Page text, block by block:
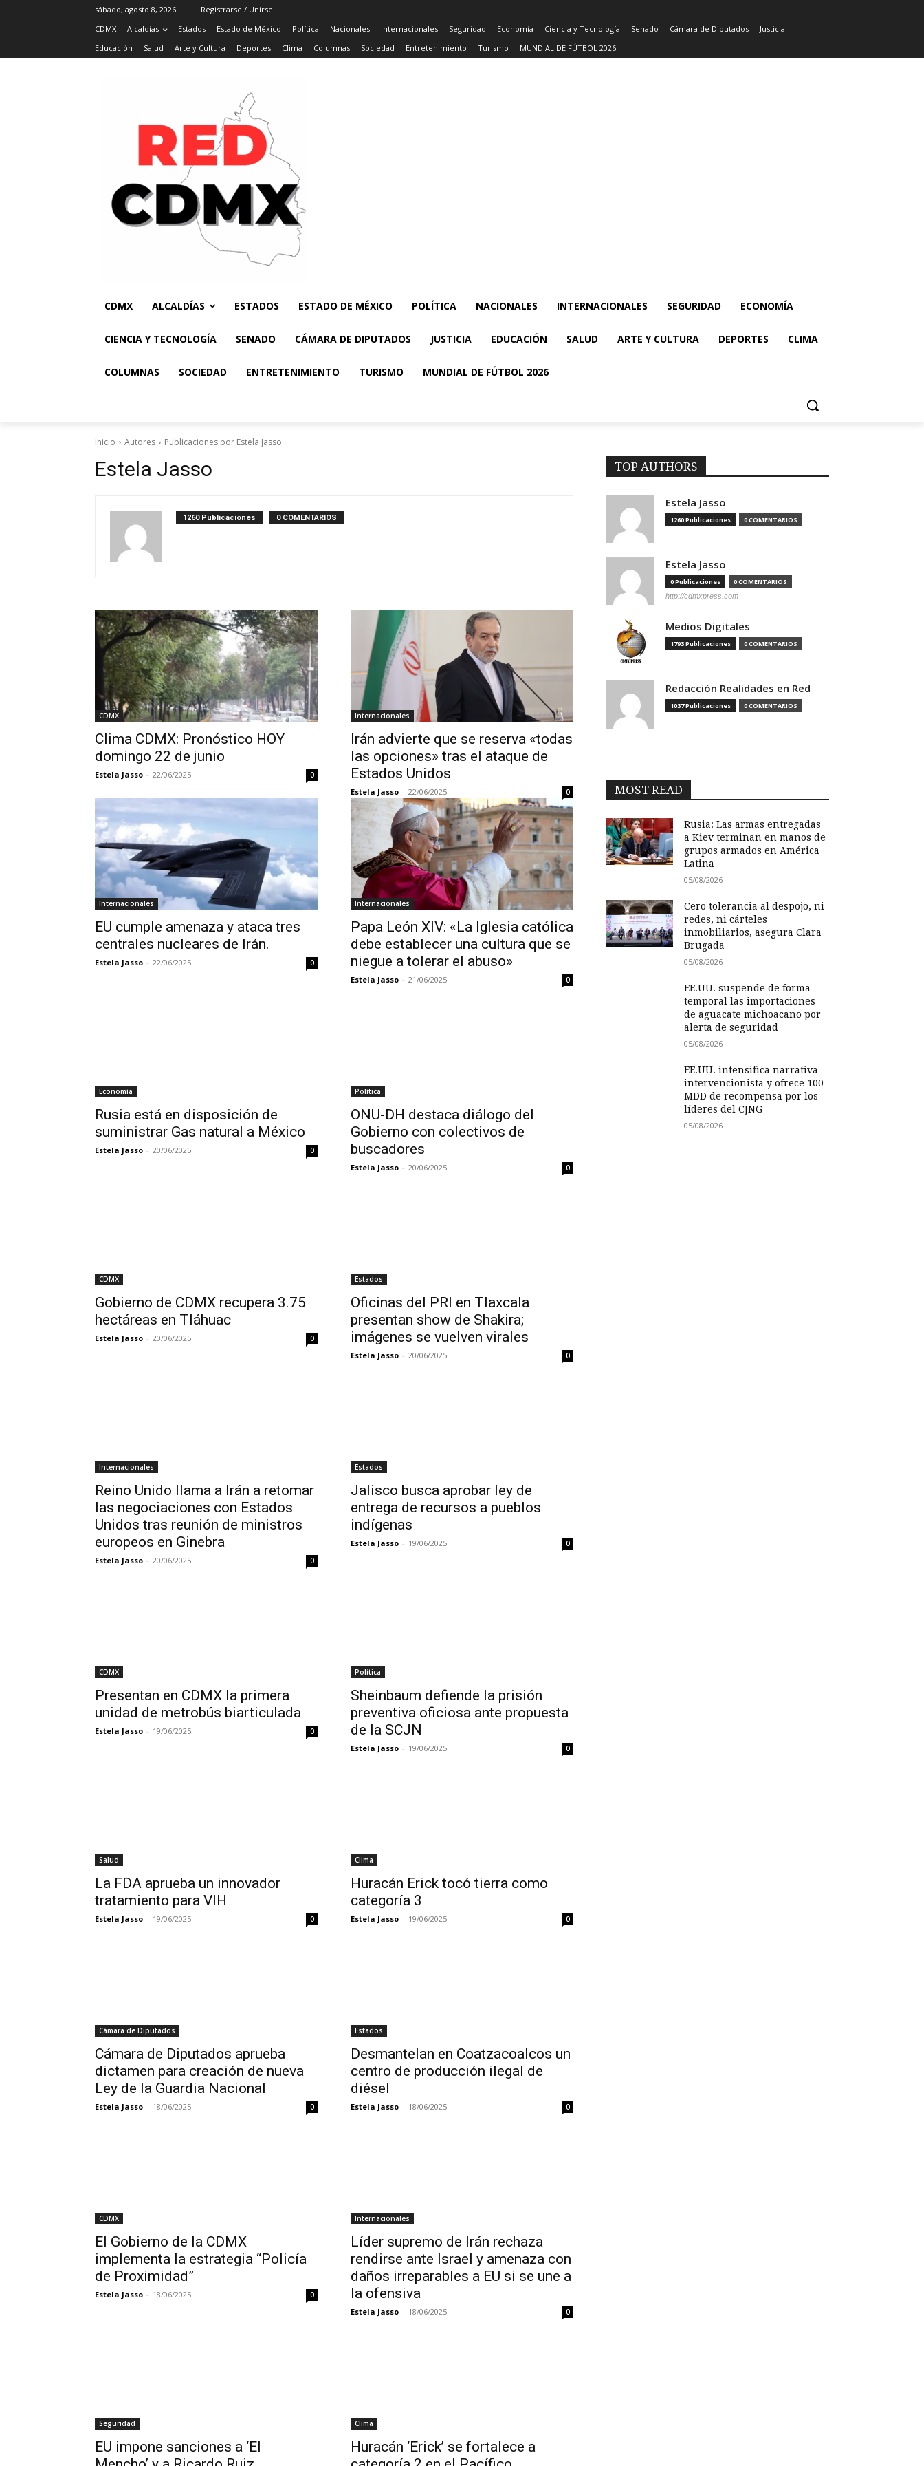
sábado, agosto 8, 2026
Registrarse / Unirse
CDMX
Alcaldías Estados Estado de México Política Nacionales Internacionales Seguridad Economía Ciencia y Tecnología Senado Cámara de Diputados
Justicia
Educación
Salud Arte y Cultura Deportes Clima Columnas Sociedad Entretenimiento Turismo MUNDIAL DE FÚTBOL 2026
CDMX ALCALDÍAS ESTADOS ESTADO DE MÉXICO POLÍTICA NACIONALES INTERNACIONALES SEGURIDAD ECONOMÍA
CIENCIA Y TECNOLOGÍA SENADO CÁMARA DE DIPUTADOS JUSTICIA EDUCACIÓN SALUD ARTE Y CULTURA DEPORTES CLIMA
COLUMNAS SOCIEDAD ENTRETENIMIENTO TURISMO MUNDIAL DE FÚTBOL 2026
Inicio Autores Publicaciones por Estela Jasso
Estela Jasso
1260 Publicaciones 0 COMENTARIOS
CDMX
Clima CDMX: Pronóstico HOY
domingo 22 de junio
Estela Jasso - 22/06/2025 0
Internacionales
Irán advierte que se reserva «todas
las opciones» tras el ataque de
Estados Unidos
Estela Jasso - 22/06/2025 0
Internacionales
EU cumple amenaza y ataca tres
centrales nucleares de Irán.
Estela Jasso - 22/06/2025 0
Internacionales
Papa León XIV: «La Iglesia católica
debe establecer una cultura que se
niegue a tolerar el abuso»
Estela Jasso - 21/06/2025 0
Economía
Rusia está en disposición de
suministrar Gas natural a México
Estela Jasso - 20/06/2025 0
Política
ONU-DH destaca diálogo del
Gobierno con colectivos de
buscadores
Estela Jasso - 20/06/2025 0
CDMX
Gobierno de CDMX recupera 3.75
hectáreas en Tláhuac
Estela Jasso - 20/06/2025 0
Estados
Oficinas del PRI en Tlaxcala
presentan show de Shakira;
imágenes se vuelven virales
Estela Jasso - 20/06/2025 0
Internacionales
Reino Unido llama a Irán a retomar
las negociaciones con Estados
Unidos tras reunión de ministros
europeos en Ginebra
Estela Jasso - 20/06/2025 0
Estados
Jalisco busca aprobar ley de
entrega de recursos a pueblos
indígenas
Estela Jasso - 19/06/2025 0
CDMX
Presentan en CDMX la primera
unidad de metrobús biarticulada
Estela Jasso - 19/06/2025 0
Política
Sheinbaum defiende la prisión
preventiva oficiosa ante propuesta
de la SCJN
Estela Jasso - 19/06/2025 0
Salud
La FDA aprueba un innovador
tratamiento para VIH
Estela Jasso - 19/06/2025 0
Clima
Huracán Erick tocó tierra como
categoría 3
Estela Jasso - 19/06/2025 0
Cámara de Diputados
Cámara de Diputados aprueba
dictamen para creación de nueva
Ley de la Guardia Nacional
Estela Jasso - 18/06/2025 0
Estados
Desmantelan en Coatzacoalcos un
centro de producción ilegal de
diésel
Estela Jasso - 18/06/2025 0
CDMX
El Gobierno de la CDMX
implementa la estrategia “Policía
de Proximidad”
Estela Jasso - 18/06/2025 0
Internacionales
Líder supremo de Irán rechaza
rendirse ante Israel y amenaza con
daños irreparables a EU si se une a
la ofensiva
Estela Jasso - 18/06/2025 0
Seguridad
EU impone sanciones a ‘El
Clima
Huracán ‘Erick’ se fortalece a
TOP AUTHORS
Estela Jasso
1260 Publicaciones 0 COMENTARIOS
Estela Jasso
0 Publicaciones 0 COMENTARIOS
http://cdmxpress.com
Medios Digitales
1793 Publicaciones 0 COMENTARIOS
Redacción Realidades en Red
1037 Publicaciones 0 COMENTARIOS
MOST READ
Rusia: Las armas entregadas
a Kiev terminan en manos de
grupos armados en América
Latina
05/08/2026
Cero tolerancia al despojo, ni
redes, ni cárteles
inmobiliarios, asegura Clara
Brugada
05/08/2026
EE.UU. suspende de forma
temporal las importaciones
de aguacate michoacano por
alerta de seguridad
05/08/2026
EE.UU. intensifica narrativa
intervencionista y ofrece 100
MDD de recompensa por los
líderes del CJNG
05/08/2026